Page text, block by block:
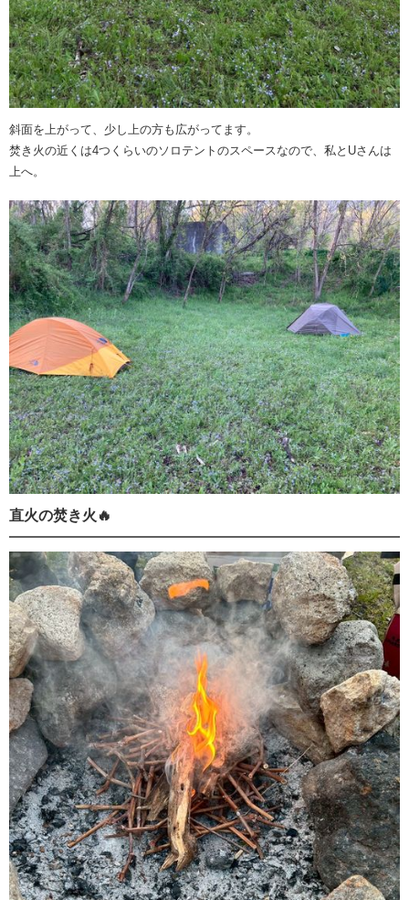
斜面を上がって、少し上の方も広がってます。
焚き火の近くは4つくらいのソロテントのスペースなので、私とUさんは
上へ。
直火の焚き火🔥